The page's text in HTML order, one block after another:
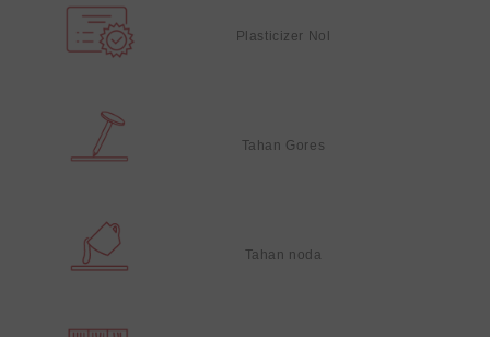
Plasticizer Nol
Tahan Gores
Tahan noda